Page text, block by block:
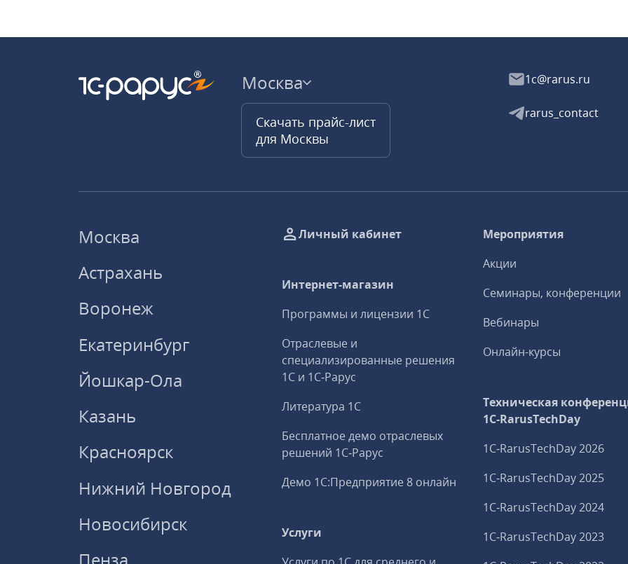
Москва
Скачать прайс-лист
для Москвы
1c@rarus.ru
rarus_contact
Москва
Астрахань
Воронеж
Екатеринбург
Йошкар-Ола
Казань
Красноярск
Нижний Новгород
Новосибирск
Личный кабинет
Интернет-магазин
Программы и лицензии 1С
Отраслевые и
специализированные решения
1С и 1С‑Рарус
Литература 1С
Бесплатное демо отраслевых
решений 1С‑Рарус
Демо 1С:Предприятие 8 онлайн
Услуги
Мероприятия
Акции
Семинары, конференции
Вебинары
Онлайн-курсы
Техническая
1C‑RarusTechDay
1C‑RarusTechDay 2026
1C‑RarusTechDay 2025
1C‑RarusTechDay 2024
1C‑RarusTechDay 2023